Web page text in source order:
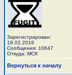
Зарегистрирован:
18.02.2016
Сообщения: 10647
Откуда: МСК
Вернуться к началу